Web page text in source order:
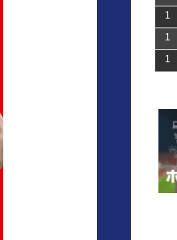
1
1
1